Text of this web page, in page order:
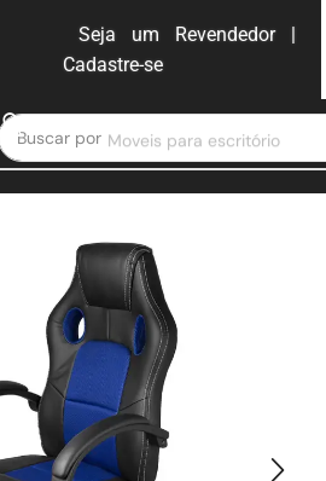
Seja um Revendedor |
Cadastre-se
Buscar por Moveis para escritório